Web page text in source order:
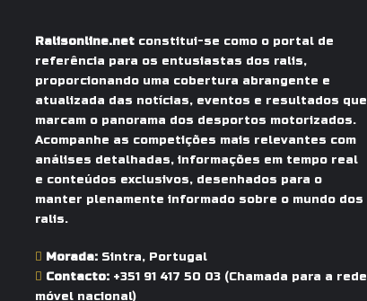
Ralisonline.netconstitui-se como o portal de
referência para os entusiastas dos ralis,
proporcionando uma cobertura abrangente e
atualizada das notícias, eventos e resultados que
marcam o panorama dos desportos motorizados.
Acompanhe as competições mais relevantes com
análises detalhadas, informações em tempo real
e conteúdos exclusivos, desenhados para o
manter plenamente informado sobre o mundo dos
ralis.
Morada:Sintra, Portugal
Contacto: +351 91 417 50 03(Chamada para a rede
móvel nacional)